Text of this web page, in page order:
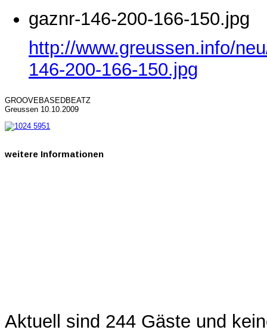
gaznr-146-200-166-150.jpg
http://www.greussen.info/
146-200-166-150.jpg
GROOVEBASEDBEATZ
Greussen 10.10.2009
weitere Informationen
Aktuell sind 244 Gäste und